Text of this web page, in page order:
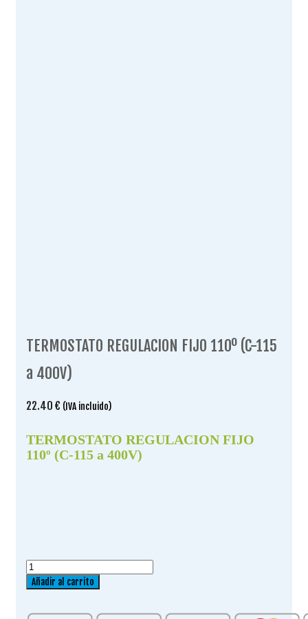
TERMOSTATO REGULACION FIJO 110º (C-115
a 400V)
22.40 € (IVA incluido)
TERMOSTATO REGULACION FIJO
110º (C-115 a 400V)
TERMOSTATO
REGULACION
110º
Añadir al carrito